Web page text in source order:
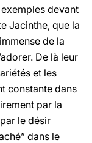
devant
Jacinthe, que la
de la
De là leur
et les
constante dans
par la
le désir
dans le